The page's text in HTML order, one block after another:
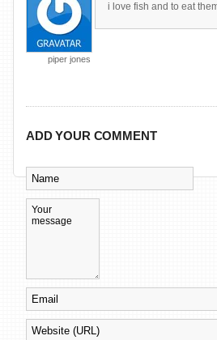
piper jones
i love fish and to eat
ADD YOUR COMMENT